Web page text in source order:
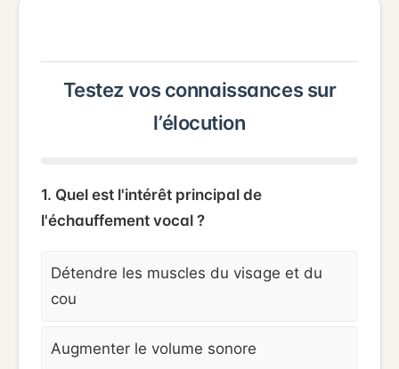
Testez vos connaissances sur
l’élocution
1. Quel est l'intérêt principal de
l'échauffement vocal ?
Détendre les muscles du visage et du
cou
Augmenter le volume sonore